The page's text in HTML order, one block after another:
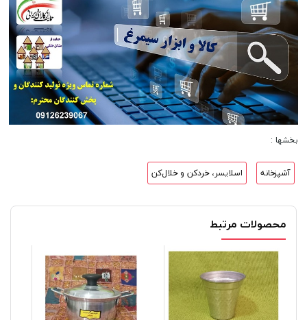
بخشها :
آشپزخانه اسلایسر، خردکن و خلال‌کن
محصولات مرتبط